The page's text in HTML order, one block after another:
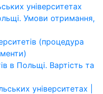
університетах
Умови отримання,
(процедура
в Польщі. Вартість та
університетах |